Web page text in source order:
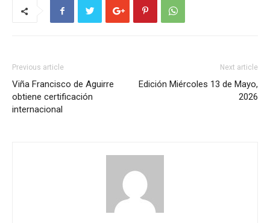
Previous article
Viña Francisco de Aguirre
obtiene certificación
internacional
Next article
Edición Miércoles 13 de Mayo,
2026